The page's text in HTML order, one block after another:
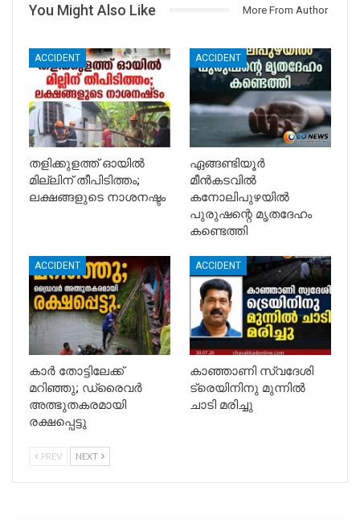
You Might Also Like More From Author
ACCIDENT
തളിക്കുളത്ത് ഓയിൽ
മില്ലിന് തീപിടിത്തം;
ലക്ഷങ്ങളുടെ നാശനഷ്ടം
ACCIDENT
ഏങ്ങണ്ടിയൂർ
മീൻകടവിൽ
കനോലിപുഴയിൽ
പുരുഷന്റെ മൃതദേഹം
കണ്ടെത്തി
ACCIDENT
കാർ തോട്ടിലേക്ക്
മറിഞ്ഞു; ഡ്രൈവർ
അത്ഭുതകരമായി
രക്ഷപ്പെട്ടു
ACCIDENT
കാഞ്ഞാണി സ്വദേശി
ട്രെയിനിനു മുന്നില്‍
ചാടി മരിച്ചു
PREV NEXT